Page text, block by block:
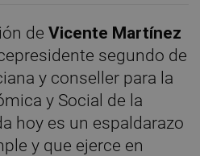
deVicente Martínez
segundo de
y conseller para la
y Social de la
hoy es un espaldarazo
y que ejerce en